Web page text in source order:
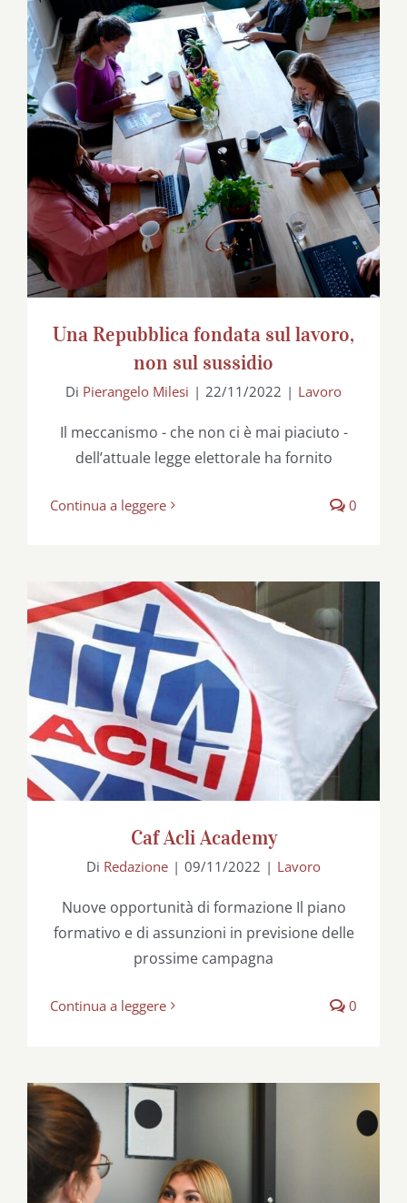
Una Repubblica fondata sul lavoro, non
sul sussidio
Una Repubblica fondata sul lavoro,
non sul sussidio
Di Pierangelo Milesi | 22/11/2022 | Lavoro
Il meccanismo - che non ci è mai piaciuto -
dell’attuale legge elettorale ha fornito
Continua a leggere 0
Caf Acli Academy
Caf Acli Academy
Di Redazione | 09/11/2022 | Lavoro
Nuove opportunità di formazione Il piano
formativo e di assunzioni in previsione delle
prossime campagna
Continua a leggere 0